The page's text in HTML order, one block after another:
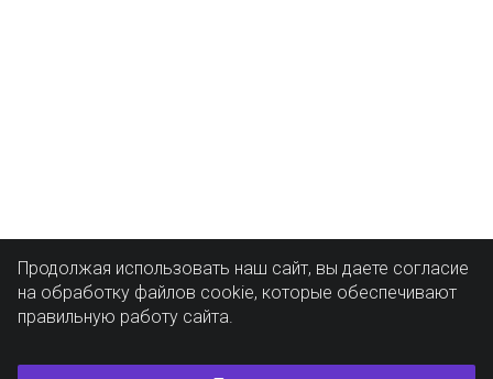
Продолжая использовать наш сайт, вы даете согласие
на обработку файлов cookie, которые обеспечивают
правильную работу сайта.